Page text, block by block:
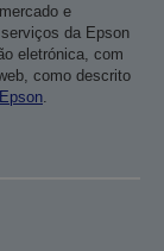
e
da Epson
eletrónica, com
como descrito
.